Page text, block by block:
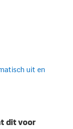
dit voor